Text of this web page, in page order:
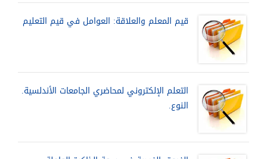
قيم المعلم والعلاقة: العوامل في قيم التعليم
التعلم الإلكتروني لمحاضري الجامعات الأندلسية.
النوع.